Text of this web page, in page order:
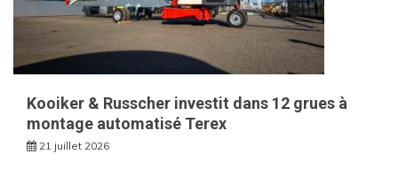
Kooiker & Russcher investit dans 12 grues à
montage automatisé Terex
21 juillet 2026